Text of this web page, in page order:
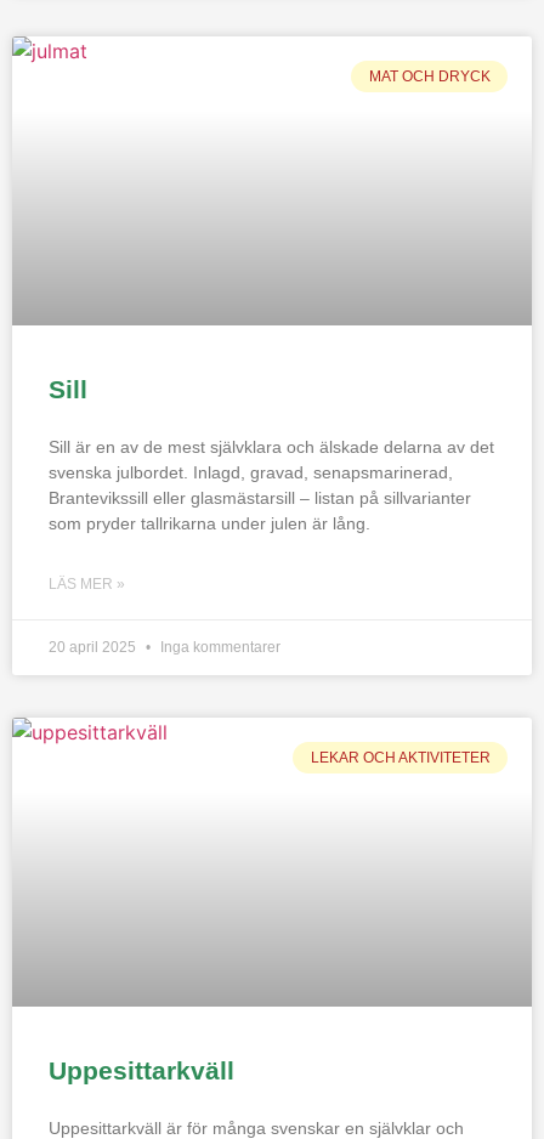
MAT OCH DRYCK
Sill
Sill är en av de mest självklara och älskade delarna av det
svenska julbordet. Inlagd, gravad, senapsmarinerad,
Brantevikssill eller glasmästarsill – listan på sillvarianter
som pryder tallrikarna under julen är lång.
LÄS MER »
20 april 2025 Inga kommentarer
LEKAR OCH AKTIVITETER
Uppesittarkväll
Uppesittarkväll är för många svenskar en självklar och